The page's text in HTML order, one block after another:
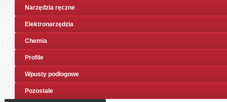
Narzędzia ręczne
Elektronarzędzia
Chemia
Profile
Wpusty podłogowe
Pozostałe